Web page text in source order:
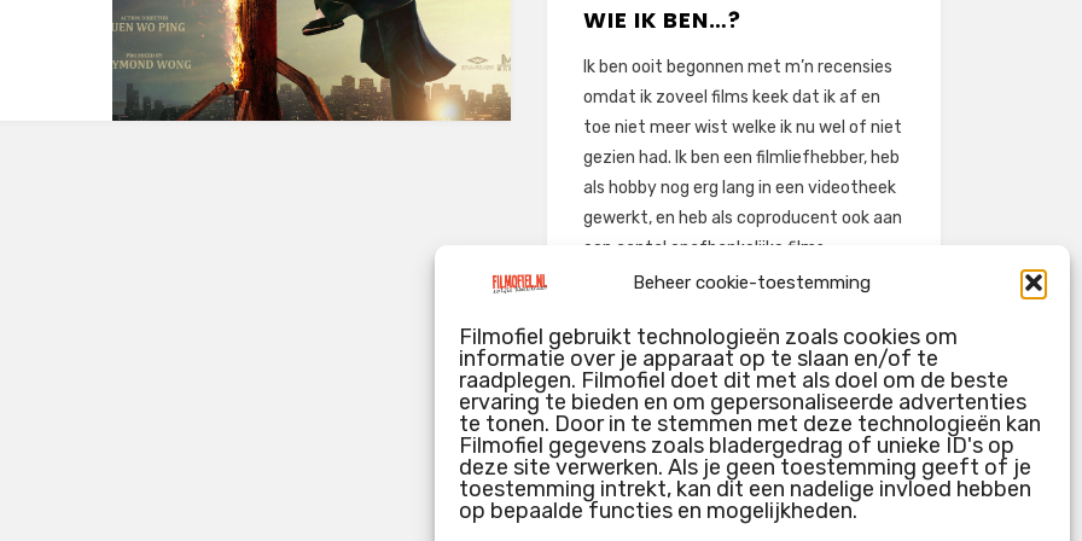
Beheer cookie-toestemming
Filmofiel gebruikt technologieën zoals cookies om
informatie over je apparaat op te slaan en/of te
raadplegen. Filmofiel doet dit met als doel om de beste
ervaring te bieden en om gepersonaliseerde advertenties
te tonen. Door in te stemmen met deze technologieën kan
Filmofiel gegevens zoals bladergedrag of unieke ID's op
deze site verwerken. Als je geen toestemming geeft of je
toestemming intrekt, kan dit een nadelige invloed hebben
op bepaalde functies en mogelijkheden.
WIE IK BEN…?
Ik ben ooit begonnen met m’n recensies
omdat ik zoveel films keek dat ik af en
toe niet meer wist welke ik nu wel of niet
gezien had. Ik ben een filmliefhebber, heb
als hobby nog erg lang in een videotheek
gewerkt, en heb als coproducent ook aan
een aantal onafhankelijke films
meegewerkt.
pretentieloze uitbreidingen van m’n
voormalige ‘videotheek-geouwehoer’,
aangevuld met een groeiende kennis
over de kunde én de kunst van het
maken van film.